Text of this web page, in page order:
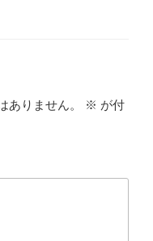
ありません。 ※ が付